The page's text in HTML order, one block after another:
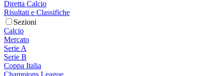
Diretta Calcio
Risultati e Classifiche
Sezioni
Calcio
Mercato
Serie A
Serie B
Coppa Italia